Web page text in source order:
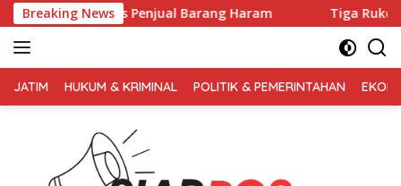
Langsung
ke
konten
Breaking News
Barang Haram Tiga Ruko Agen Miras. Di Sikat
TERPERCAYA
JATIM HUKUM & KRIMINAL POLITIK & PEMERINTAHAN